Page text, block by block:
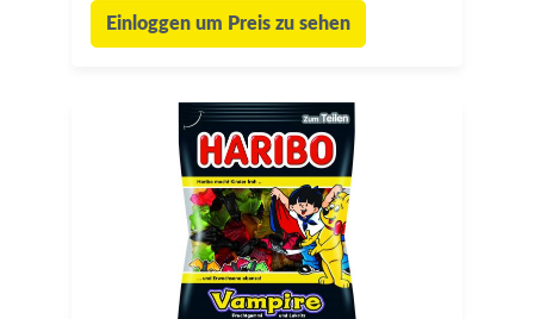
Einloggen um Preis zu sehen